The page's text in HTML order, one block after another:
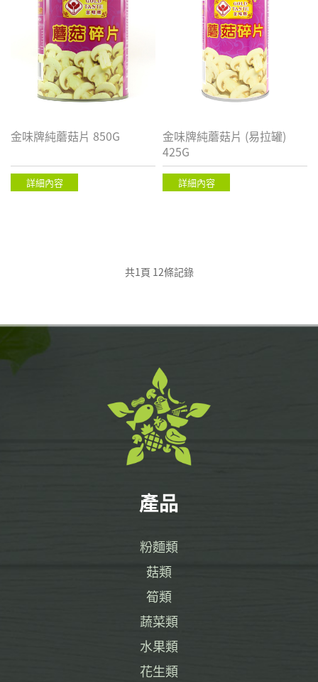
金味牌純蘑菇片 850G
詳細內容
金味牌純蘑菇片 (易拉罐)
425G
詳細內容
共1頁 12條記錄
產品
粉麵類
菇類
筍類
蔬菜類
水果類
花生類